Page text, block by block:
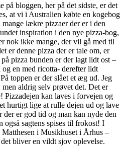
på bloggen, her på det sidste, er det
at vi i Australien købte en kogebog
lækre pizzaer der er i den
inspiration i den nye pizza-bog,
nok ikke mange, der vil gå med til
er denne pizza der er tale om, er
pizza bunden er der lagt lidt ost –
en med ricotta- derefter lidt
toppen er der slået et æg ud. Jeg
aldrig selv prøvet det. Det er
Pizzadejen kan laves i forvejen og
hurtigt lige at rulle dejen ud og lave
er god tid og man kan nyde den
også sagtens spises til frokost! I
i Musikhuset i Århus –
bliver en vildt sjov oplevelse.